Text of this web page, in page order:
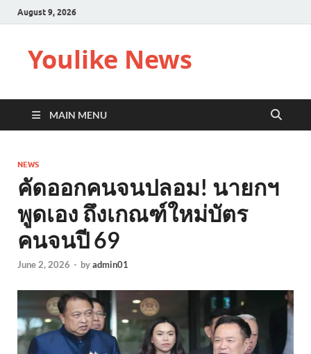
August 9, 2026
Youlike News
MAIN MENU
NEWS
คัดออกคนจนปลอม! นายกฯ
พูดเอง ถึงเกณฑ์ใหม่บัตร
คนจนปี 69
June 2, 2026 - byadmin01